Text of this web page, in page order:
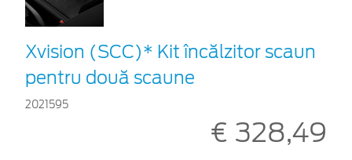
Xvision (SCC)* Kit încălzitor scaun
pentru două scaune
2021595
€ 328,49